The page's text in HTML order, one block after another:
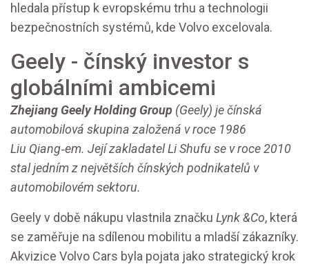
hledala přístup k evropskému trhu a technologii
bezpečnostních systémů, kde Volvo excelovala.
Geely - čínský investor s
globálními ambicemi
Zhejiang Geely Holding Group (Geely) je čínská
automobilová skupina založená v roce 1986
Liu Qiang‑em. Její zakladatelLi Shufu se v roce 2010
stal jedním z největších čínských podnikatelů v
automobilovém sektoru.
Geely v době nákupu vlastnila značku Lynk &Co, která
se zaměřuje na sdílenou mobilitu a mladší zákazníky.
Akvizice Volvo Cars byla pojata jako strategický krok